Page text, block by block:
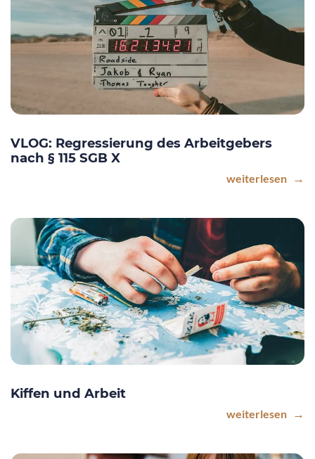
VLOG: Regressierung des Arbeitgebers
nach § 115 SGB X
weiterlesen
Kiffen und Arbeit
weiterlesen